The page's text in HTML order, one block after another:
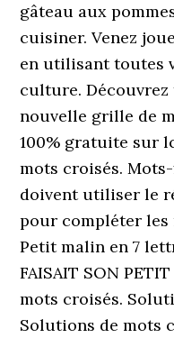
gâteau aux
cuisiner. Venez
en utilisant toutes
culture.
nouvelle grille de
100% gratuite sur
mots croisés.
doivent utiliser le
pour compléter les
Petit malin en 7
FAISAIT SON
mots croisés.
Solutions de mots